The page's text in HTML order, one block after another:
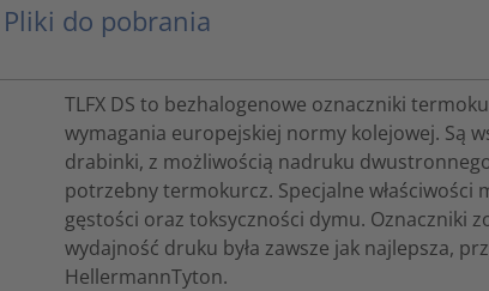
Pliki do pobrania
TLFX DS to bezhalogenowe oznaczniki
wymagania europejskiej normy kolejowej. Są
drabinki, z możliwością nadruku
potrzebny termokurcz. Specjalne właściwości
gęstości oraz toksyczności dymu. Oznaczniki
wydajność druku była zawsze jak najlepsza,
HellermannTyton.